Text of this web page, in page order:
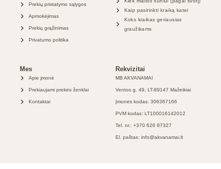
Prekių pristatymo sąlygos
Apmokėjimas
Prekių grąžinimas
Privatumo politika
Kaip pasirinkti kraiką katei
Koks kraikas geriausias
graužikams
Mes
Apie įmonė
Prekiaujami prekės ženklai
Kontaktai
Rekvizitai
MB AKVANAMAI
Ventos g. 49, LT-89147 Mažeikiai
Įmonės kodas: 306367166
PVM kodas: LT100016142012
Tel. nr.: +370 626 87327
El. paštas: info@akvanamai.lt